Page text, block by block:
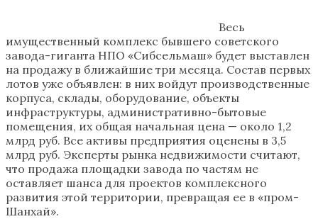
Весь
имущественный комплекс бывшего советского
завода-гиганта НПО «Сибсельмаш» будет выставлен
на продажу в ближайшие три месяца. Состав первых
лотов уже объявлен: в них войдут производственные
корпуса, склады, оборудование, объекты
инфраструктуры, административно-бытовые
помещения, их общая начальная цена — около 1,2
млрд руб. Все активы предприятия оценены в 3,5
млрд руб. Эксперты рынка недвижимости считают,
что продажа площадки завода по частям не
оставляет шанса для проектов комплексного
развития этой территории, превращая ее в «пром-
Шанхай».